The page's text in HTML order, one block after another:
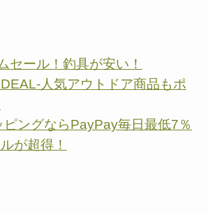
セール！釣具が安い！
人気アウトドア商品もポ
ングならPayPay毎日最低7％
が超得！